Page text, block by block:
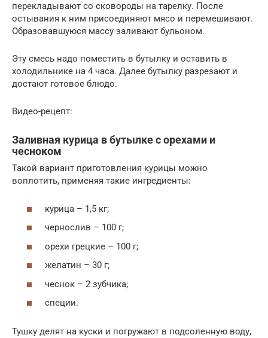
перекладывают со сковороды на тарелку. После
остывания к ним присоединяют мясо и перемешивают.
Образовавшуюся массу заливают бульоном.
Эту смесь надо поместить в бутылку и оставить в
холодильнике на 4 часа. Далее бутылку разрезают и
достают готовое блюдо.
Видео-рецепт:
Заливная курица в бутылке с орехами и
чесноком
Такой вариант приготовления курицы можно
воплотить, применяя такие ингредиенты:
курица – 1,5 кг;
чернослив – 100 г;
орехи грецкие – 100 г;
желатин – 30 г;
чеснок – 2 зубчика;
специи.
Тушку делят на куски и погружают в подсоленную воду,